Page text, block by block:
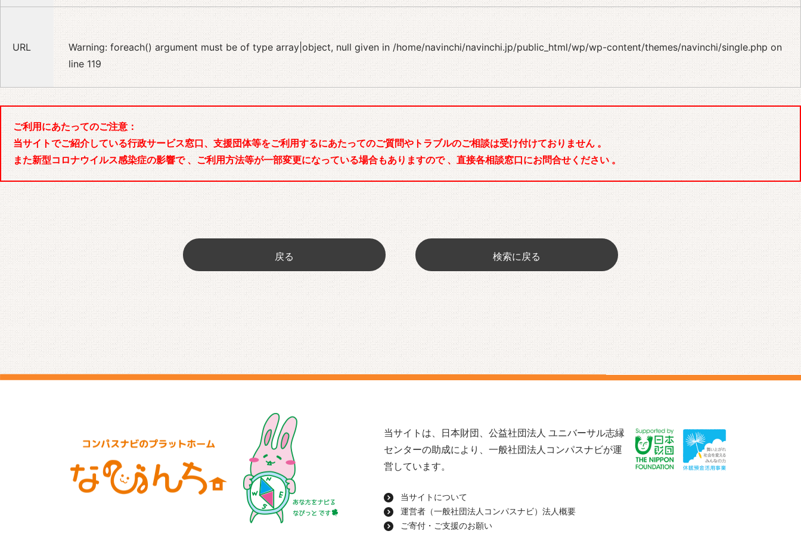
URL Warning: foreach() argument must be of type array|object, null given in/home/navinchi/navinchi.jp/public_html/wp/wp-content/themes/navinchi/single.php on
line119
ご利用にあたってのご注意：
当サイトでご紹介している行政サービス窓口、支援団体等をご利用するにあたってのご質問やトラブルのご相談は受け付けておりません 。
また新型コロナウイルス感染症の影響で 、ご利用方法等が一部変更になっている場合もありますので 、直接各相談窓口にお問合せください 。
戻る 検索に戻る
当サイトは、日本財団、公益社団法人 ユニバーサル志縁
センターの助成により、一般社団法人コンパスナビが運
営しています。
当サイトについて
運営者（一般社団法人コンパスナビ）法人概要
ご寄付・ご支援のお願い